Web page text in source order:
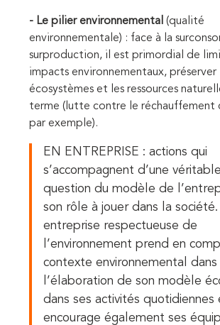
- Le pilier environnemental (qualité
environnementale) : face à la
surproduction, il est primordial de
impacts environnementaux, préserver
écosystèmes et les ressources
terme (lutte contre le réchauffement
par exemple).
EN ENTREPRISE : actions qui
s’accompagnent d’une
question du modèle de
son rôle à jouer dans la société.
entreprise respectueuse de
l’environnement prend en
contexte environnemental dans
l’élaboration de son modèle
dans ses activités quotidiennes
encourage également ses